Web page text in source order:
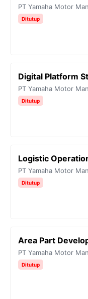
PT Yamaha Motor
Ditutup
Digital Platform
PT Yamaha Motor
Ditutup
Logistic
PT Yamaha Motor
Ditutup
Area Part
PT Yamaha Motor
Ditutup